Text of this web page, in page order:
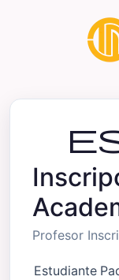
Profesor
Estudiante